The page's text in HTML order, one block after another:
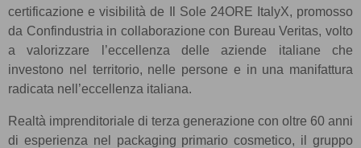
certificazione e visibilità de Il Sole 24ORE ItalyX, promosso
da Confindustria in collaborazione con Bureau Veritas, volto
a valorizzare l’eccellenza delle aziende italiane che
investono nel territorio, nelle persone e in una manifattura
radicata nell’eccellenza italiana.
Realtà imprenditoriale di terza generazione con oltre 60 anni
di esperienza nel packaging primario cosmetico, il gruppo